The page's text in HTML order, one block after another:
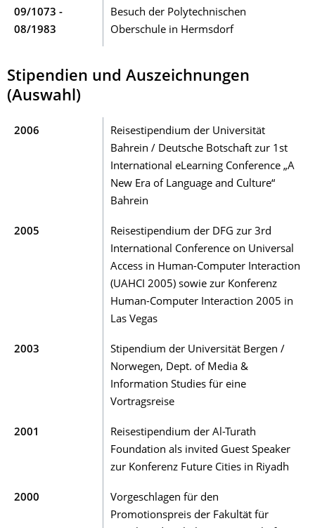
09/1073 -
08/1983
Besuch der Polytechnischen
Oberschule in Hermsdorf
Stipendien und Auszeichnungen
(Auswahl)
2006
Reisestipendium der Universität
Bahrein / Deutsche Botschaft zur 1st
International eLearning Conference „A
New Era of Language and Culture“
Bahrein
2005
Reisestipendium der DFG zur 3rd
International Conference on Universal
Access in Human-Computer Interaction
(UAHCI 2005) sowie zur Konferenz
Human-Computer Interaction 2005 in
Las Vegas
2003
Stipendium der Universität Bergen /
Norwegen, Dept. of Media &
Information Studies für eine
Vortragsreise
2001
Reisestipendium der Al-Turath
Foundation als invited Guest Speaker
zur Konferenz Future Cities in Riyadh
2000
Vorgeschlagen für den
Promotionspreis der Fakultät für